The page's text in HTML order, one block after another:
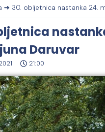
➜ 30. obljetnica nastanka 24.
Daruvar
21:00